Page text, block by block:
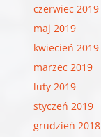
czerwiec 2019
maj 2019
kwiecień 2019
marzec 2019
luty 2019
styczeń 2019
grudzień 2018